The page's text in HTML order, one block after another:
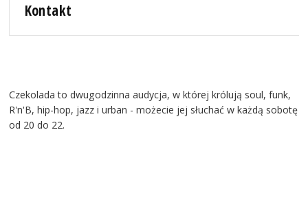
Kontakt
Czekolada to dwugodzinna audycja, w której królują soul, funk,
R'n'B, hip-hop, jazz i urban - możecie jej słuchać w każdą sobotę
od 20 do 22.